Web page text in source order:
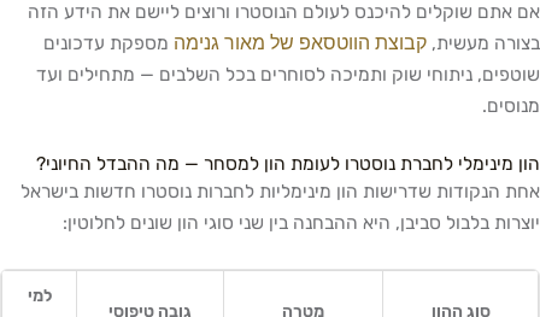
אם אתם שוקלים להיכנס לעולם הנוסטרו ורוצים ליישם את הידע הזה
בצורה מעשית, קבוצת הווטסאפ של מאור גנימה מספקת עדכונים
שוטפים, ניתוחי שוק ותמיכה לסוחרים בכל השלבים — מתחילים ועד
מנוסים.
הון מינימלי לחברת נוסטרו לעומת הון למסחר — מה ההבדל החיוני?
אחת הנקודות שדרישות הון מינימליות לחברות נוסטרו חדשות בישראל
יוצרות בלבול סביבן, היא ההבחנה בין שני סוגי הון שונים לחלוטין:
סוג ההון מטרה גובה טיפוסי
למי